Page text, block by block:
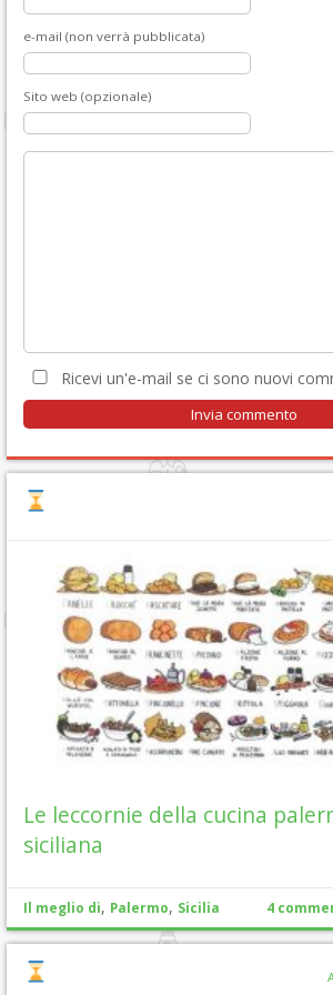
e-mail (non verrà pubblicata)
Sito web (opzionale)
Ricevi un'e-mail se ci sono nuovi
Le leccornie della cucina
siciliana
Il meglio di, Palermo, Sicilia 4